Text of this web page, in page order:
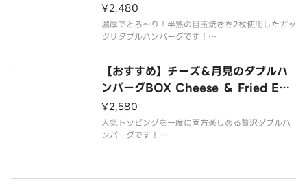
ライスは大盛無料でご用意しております。
¥2,480
濃厚でとろ〜り！半熟の目玉焼きを2枚使用したガッ
ツリダブルハンバーグです！
お好みに合わせて、2種類のソースをお選びいただけ
ライスは大盛無料でご用意してお
【おすすめ】チーズ＆月見のダブルハ
ンバーグBOX Cheese ＆ Fried Egg
Double Hamburg
¥2,580
人気トッピングを一度に両方楽しめる贅沢ダブルハ
ンバーグです！